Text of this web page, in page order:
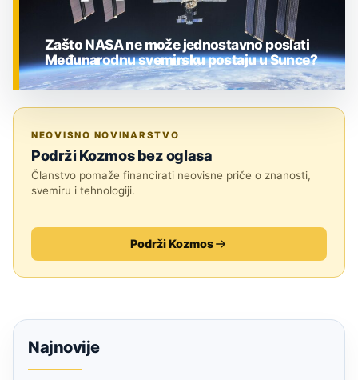
Zašto NASA ne može jednostavno poslati
Međunarodnu svemirsku postaju u Sunce?
NEOVISNO NOVINARSTVO
Podrži Kozmos bez oglasa
Članstvo pomaže financirati neovisne priče o znanosti,
svemiru i tehnologiji.
Podrži Kozmos
Najnovije